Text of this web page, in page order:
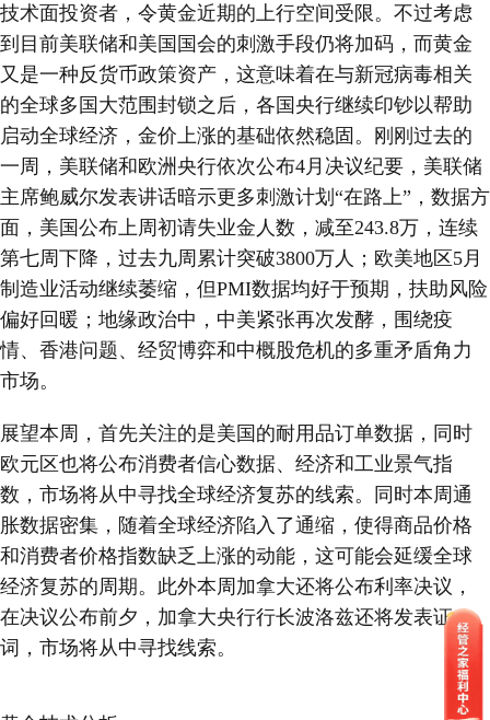
技术面投资者，令黄金近期的上行空间受限。不过考虑
到目前美联储和美国国会的刺激手段仍将加码，而黄金
又是一种反货币政策资产，这意味着在与新冠病毒相关
的全球多国大范围封锁之后，各国央行继续印钞以帮助
启动全球经济，金价上涨的基础依然稳固。刚刚过去的
一周，美联储和欧洲央行依次公布4月决议纪要，美联储
主席鲍威尔发表讲话暗示更多刺激计划“在路上”，数据方
面，美国公布上周初请失业金人数，减至243.8万，连续
第七周下降，过去九周累计突破3800万人；欧美地区5月
制造业活动继续萎缩，但PMI数据均好于预期，扶助风险
偏好回暖；地缘政治中，中美紧张再次发酵，围绕疫
情、香港问题、经贸博弈和中概股危机的多重矛盾角力
市场。
展望本周，首先关注的是美国的耐用品订单数据，同时
欧元区也将公布消费者信心数据、经济和工业景气指
数，市场将从中寻找全球经济复苏的线索。同时本周通
胀数据密集，随着全球经济陷入了通缩，使得商品价格
和消费者价格指数缺乏上涨的动能，这可能会延缓全球
经济复苏的周期。此外本周加拿大还将公布利率决议，
在决议公布前夕，加拿大央行行长波洛兹还将发表证
词，市场将从中寻找线索。